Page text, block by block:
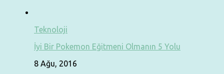
Teknoloji
İyi Bir Pokemon Eğitmeni Olmanın 5 Yolu
8 Ağu, 2016